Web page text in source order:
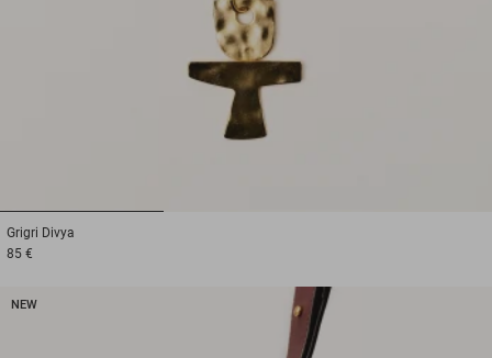
Grigri Divya
85 €
NEW